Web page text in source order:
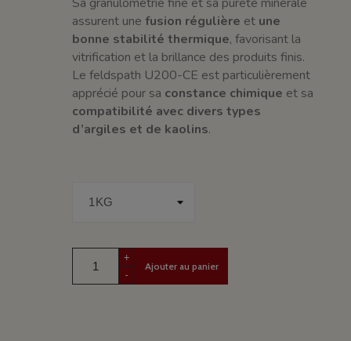
assurent unefusion régulière et une
bonne stabilité thermique, favorisant la
vitrification et la brillance des produits finis.
Le feldspath U200-CE est particulièrement
apprécié pour sa constance chimique et sa
compatibilité avec divers types
d’argiles et de kaolins.
+
-
Ajouter au panier